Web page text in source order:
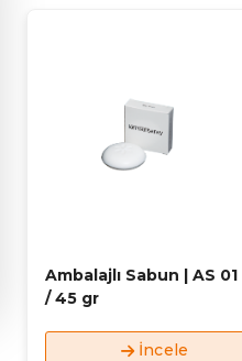
Ambalajlı Sabun | AS 01
/ 45 gr
İncele